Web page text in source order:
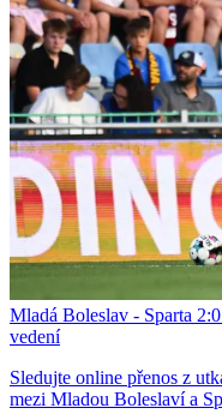
Mladá Boleslav - Sparta
vedení
Sledujte online přenos z
mezi Mladou Boleslaví a